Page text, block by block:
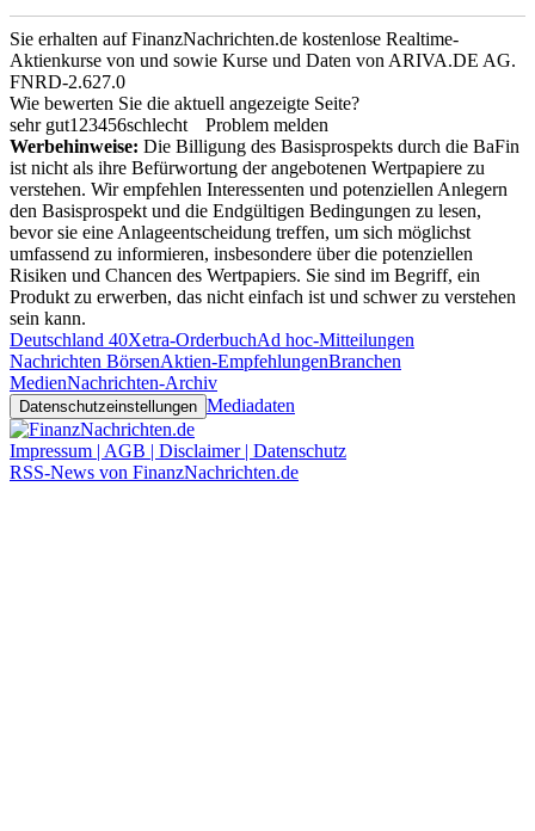
Sie erhalten auf FinanzNachrichten.de kostenlose Realtime-
Aktienkurse von und sowie Kurse und Daten vonARIVA.DE AG.
FNRD-2.627.0
Wie bewerten Sie die aktuell angezeigte Seite?
sehr gut123456schlecht
Problem melden
Werbehinweise: Die Billigung des Basisprospekts durch die BaFin
ist nicht als ihre Befürwortung der angebotenen Wertpapiere zu
verstehen. Wir empfehlen Interessenten und potenziellen Anlegern
den Basisprospekt und die Endgültigen Bedingungen zu lesen,
bevor sie eine Anlageentscheidung treffen, um sich möglichst
umfassend zu informieren, insbesondere über die potenziellen
Risiken und Chancen des Wertpapiers. Sie sind im Begriff, ein
Produkt zu erwerben, das nicht einfach ist und schwer zu verstehen
sein kann.
Deutschland 40Xetra-OrderbuchAd hoc-Mitteilungen
Nachrichten BörsenAktien-EmpfehlungenBranchen
MedienNachrichten-Archiv
Datenschutzeinstellungen Mediadaten
Impressum | AGB | Disclaimer | Datenschutz
RSS-News von FinanzNachrichten.de